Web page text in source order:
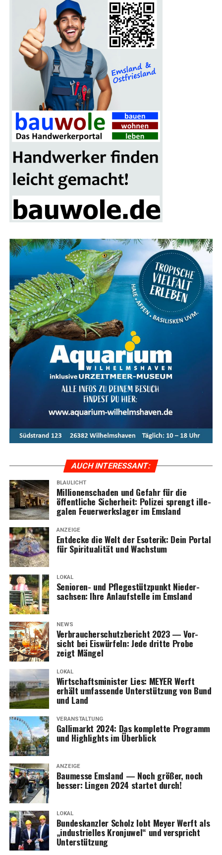
AUCH INTER­ES­SANT:
BLAULICHT
Mil­lio­nen­scha­den und Gefahr für die
öffent­li­che Sicher­heit: Poli­zei sprengt ille­
ga­len Feu­er­werks­la­ger im Emsland
ANZEIGE
Ent­de­cke die Welt der Eso­te­rik: Dein Por­tal
für Spi­ri­tua­li­tät und Wachstum
LOKAL
Senio­ren- und Pfle­ge­stütz­punkt Nie­der­
sach­sen: Ihre Anlauf­stel­le im Emsland
NEWS
Ver­brau­cher­schutz­be­richt 2023 — Vor­
sicht bei Eis­wür­feln: Jede drit­te Pro­be
zeigt Mängel
LOKAL
Wirt­schafts­mi­nis­ter Lies: MEYER Werft
erhält umfas­sen­de Unter­stüt­zung von Bund
und Land
VERANSTALTUNG
Gal­li­markt 2024: Das kom­plet­te Pro­gramm
und High­lights im Überblick
ANZEIGE
Bau­mes­se Ems­land — Noch grö­ßer, noch
bes­ser: Lin­gen 2024 star­tet durch!
LOKAL
Bun­des­kanz­ler Scholz lobt Mey­er Werft als
„indus­tri­el­les Kron­ju­wel“ und ver­spricht
Unterstützung